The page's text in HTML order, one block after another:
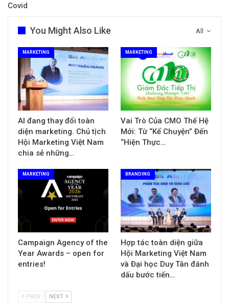
Covid
All
You Might Also Like
MARKETING
AI đang thay đổi toàn
diện marketing. Chủ tịch
Hội Marketing Việt Nam
chia sẻ những…
MARKETING
Vai Trò Của CMO Thế Hệ
Mới: Từ “Kể Chuyện” Đến
“Hiện Thực…
MARKETING
Campaign Agency of the
Year Awards – open for
entries!
BRANDING
Hợp tác toàn diện giữa
Hội Marketing Việt Nam
và Đại học Duy Tân đánh
dấu bước tiến…
PREV NEXT